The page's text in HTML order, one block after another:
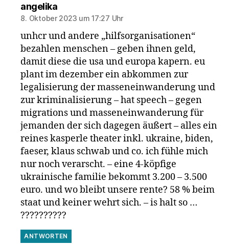
angelikasagt:
8. Oktober 2023 um 17:27 Uhr
unhcr und andere „hilfsorganisationen“
bezahlen menschen – geben ihnen geld,
damit diese die usa und europa kapern. eu
plant im dezember ein abkommen zur
legalisierung der masseneinwanderung und
zur kriminalisierung – hat speech – gegen
migrations und masseneinwanderung für
jemanden der sich dagegen äußert – alles ein
reines kasperle theater inkl. ukraine, biden,
faeser, klaus schwab und co. ich fühle mich
nur noch verarscht. – eine 4-köpfige
ukrainische familie bekommt 3.200 – 3.500
euro. und wo bleibt unsere rente? 58 % beim
staat und keiner wehrt sich. – is halt so …
??????????
ANTWORTEN